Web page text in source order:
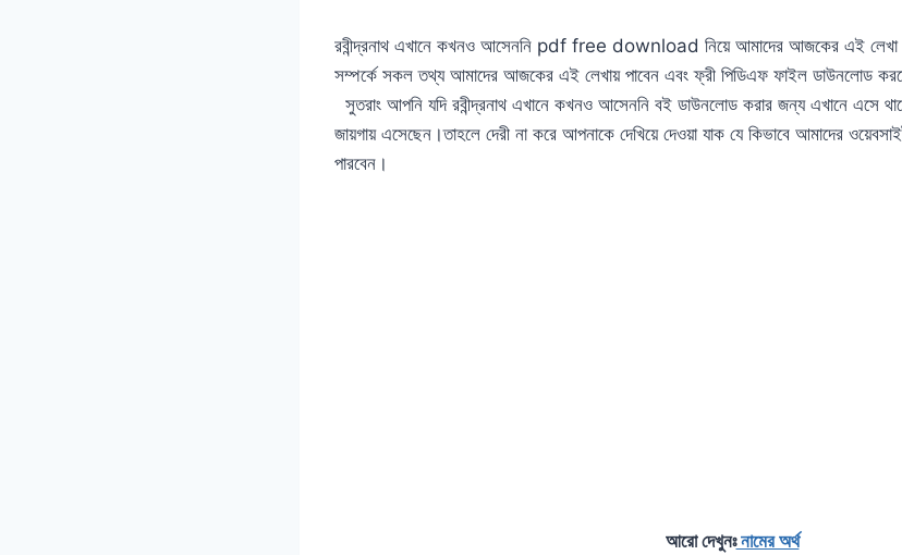
রবীন্দ্রনাথ এখানে কখনও আসেননি pdf free download নিয়ে আমাদের আজকের এই
সম্পর্কে সকল তথ্য আমাদের আজকের এই লেখায় পাবেন এবং ফ্রী পিডিএফ ফাইল ডাউনলোড
সুতরাং আপনি যদি রবীন্দ্রনাথ এখানে কখনও আসেননি বই ডাউনলোড করার জন্য এখানে এসে
জায়গায় এসেছেন।তাহলে দেরী না করে আপনাকে দেখিয়ে দেওয়া যাক যে কিভাবে আমাদের
পারবেন।
আরো দেখুনঃনামের অর্থ